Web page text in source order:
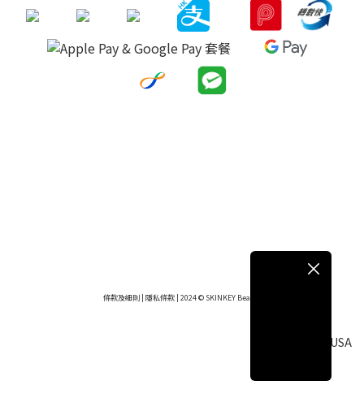
條款及細則 | 隱私條款 | 2024 © SKINKEY Beauty
SKINKEY USA